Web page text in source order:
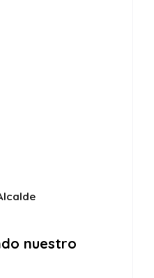
nuestro